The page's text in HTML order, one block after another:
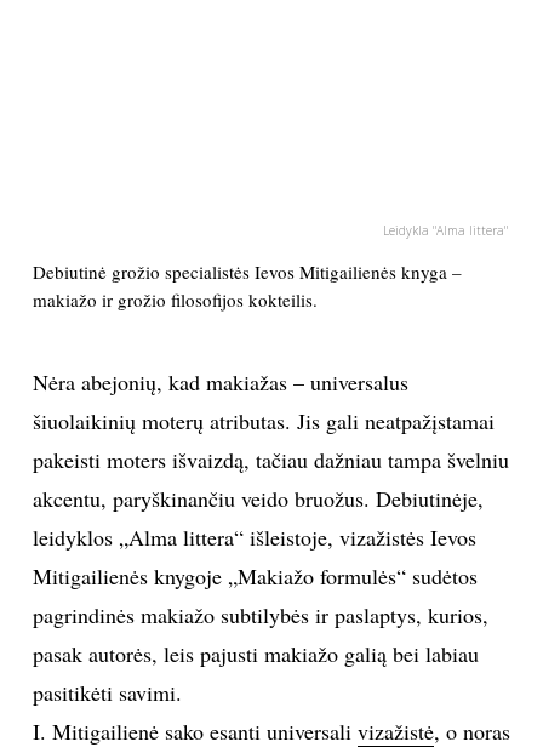
POLITIKA
LAISVALAIKIS
MUZIKA
TEATRAS
SPORTAS
Leidykla "Alma littera"
Debiutinė grožio specialistės Ievos Mitigailienės knyga –
makiažo ir grožio filosofijos kokteilis.
Nėra abejonių, kad makiažas – universalus
šiuolaikinių moterų atributas. Jis gali neatpažįstamai
pakeisti moters išvaizdą, tačiau dažniau tampa švelniu
akcentu, paryškinančiu veido bruožus. Debiutinėje,
leidyklos „Alma littera“ išleistoje, vizažistės Ievos
Mitigailienės knygoje „Makiažo formulės“ sudėtos
pagrindinės makiažo subtilybės ir paslaptys, kurios,
pasak autorės, leis pajusti makiažo galią bei labiau
pasitikėti savimi.
I. Mitigailienė sako esanti universali vizažistė, o noras